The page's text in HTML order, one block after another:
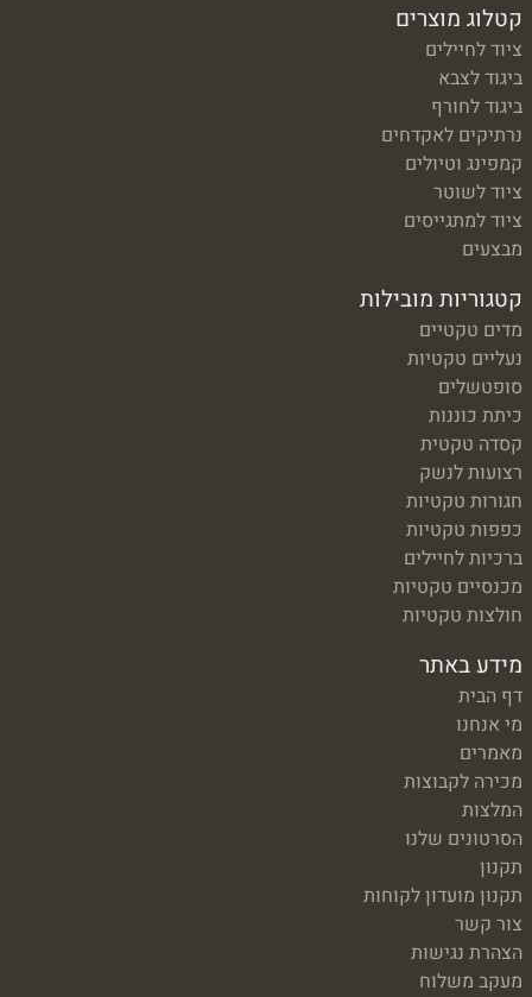
קטלוג מוצרים
ציוד לחיילים
ביגוד לצבא
ביגוד לחורף
נרתיקים לאקדחים
קמפינג וטיולים
ציוד לשוטר
ציוד למתגייסים
מבצעים
קטגוריות מובילות
מדים טקטיים
נעליים טקטיות
סופטשלים
כיתת כוננות
קסדה טקטית
רצועות לנשק
חגורות טקטיות
כפפות טקטיות
ברכיות לחיילים
מכנסיים טקטיות
חולצות טקטיות
מידע באתר
דף הבית
מי אנחנו
מאמרים
מכירה לקבוצות
המלצות
הסרטונים שלנו
תקנון
תקנון מועדון לקוחות
צור קשר
הצהרת נגישות
מעקב משלוח